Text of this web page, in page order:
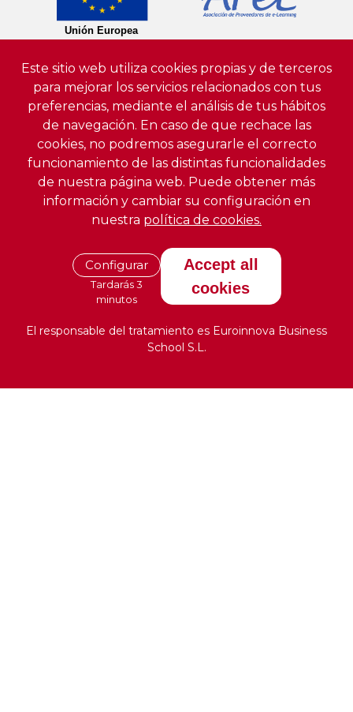
Este sitio web utiliza cookies propias y de terceros
para mejorar los servicios relacionados con tus
preferencias, mediante el análisis de tus hábitos
de navegación. En caso de que rechace las
cookies, no podremos asegurarle el correcto
funcionamiento de las distintas funcionalidades
de nuestra página web. Puede obtener más
información y cambiar su configuración en
nuestra política de cookies.
Configurar
Tardarás 3
minutos
Accept all
cookies
El responsable del tratamiento es Euroinnova Business
School S.L.